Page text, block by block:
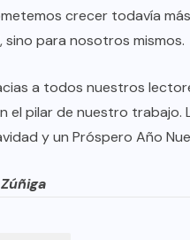
crecer todavía
sino para nosotros mismos.
a todos nuestros
el pilar de nuestro trabajo.
y un Próspero Año